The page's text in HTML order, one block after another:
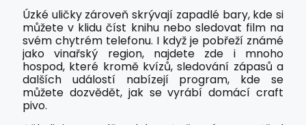
Úzké uličky zároveň skrývají zapadlé bary, kde si
můžete v klidu číst knihu nebo sledovat film na
svém chytrém telefonu. I když je pobřeží známé
jako vinařský region, najdete zde i mnoho
hospod, které kromě kvízů, sledování zápasů a
dalších událostí nabízejí program, kde se
můžete dozvědět, jak se vyrábí domácí craft
pivo.